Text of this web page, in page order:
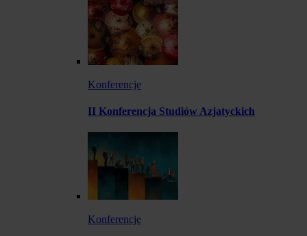
Konferencje
II Konferencja Studiów Azjatyckich
Konferencje